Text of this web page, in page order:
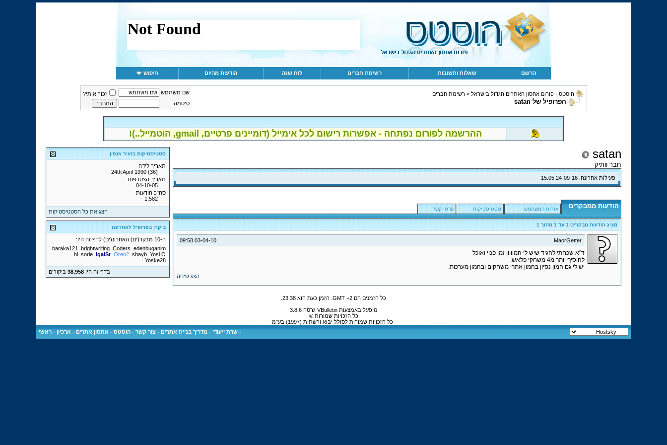
הרשם שאלות ותשובות רשימת חברים לוח שנה הודעות מהיום חיפוש
הוסטס - פורום אחסון האתרים הגדול בישראל > רשימת חברים
הפרופיל של satan
שם משתמש
זכור אותי?
סיסמה
ההרשמה לפורום נפתחה - אפשרות רישום לכל אימייל (דומיינים פרטיים, gmail, הוטמייל..)!
satan
חבר וותיק
פעילות אחרונה: 15:05
הודעות ממבקרים אודות המשתמש סטטיסטיקות פרטי קשר
מציג הודעות מבקרים 1 עד 1מתוך 1
03-04-10
09:58 MaorGetter
ד"א שכחתי להגיד שיש לי המוווון זמן פנוי ואוכל
להוסיף יותר מ4 משחקי פלאש.
יש לי גם המון נסיון בהמון אתרי משחקים ובהמון מערכות.
הצג שיחה
סטטיסטיקות בזעיר אנפין
תאריך לידה
24th April 1990 (36)
תאריך הצטרפות
04-10-05
סה"כ הודעות
1,582
הצג את כל הסטטיסטיקות
ביקרו בפרופיל לאחרונה
ה-10 מבקר(ים) האחרונ(ים) לדף זה היו:
baraka121
brightwriting Coders edenbuganim
hi_sorie IgalSt Oren2 shayb Yosi.O
Yoske28
בדף זה היו38,958 ביקורים
כל הזמנים הם GMT +2. הזמן כעת הוא 23:38
מופעל באמצעות VBulletin גרסה 3.8.6
כל הזכויות שמורות ©
כל הזכויות שמורות לסולל יבוא ורשתות (1997) בע"מ
- שרת ייעודי - מדריך בניית אתרים - צור קשר - הוסטס - אחסון אתרים - ארכיון - ראשי